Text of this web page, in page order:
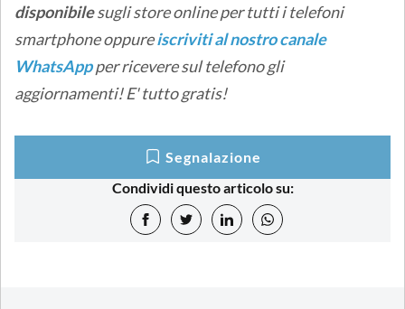
disponibilesugli store onlineper tutti i telefoni
smartphone oppureiscriviti al nostro canale
WhatsAppper ricevere sul telefono gli
aggiornamenti! E' tutto gratis!
Segnalazione
Condividi questo articolo su: